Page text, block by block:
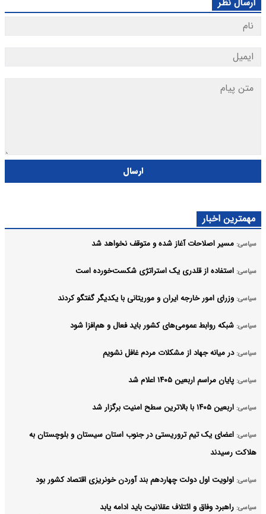
ارسال
مهمترین اخبار
سیاسی: مسیر اصلاحات آغاز شده و متوقف نخواهد شد
سیاسی: استفاده از قلدری یک استراتژی شکست‌خورده است
سیاسی: وزرای امور خارجه ایران و موریتانی با یکدیگر گفتگو کردند
سیاسی: شبکه روابط عمومی‌های کشور باید فعال و هم‌افزا شود
سیاسی: در میانه جهاد از مشکلات مردم غافل نشویم
سیاسی: پایان مراسم اربعین ۱۴۰۵ اعلام شد
سیاسی: اربعین ۱۴۰۵ با بالاترین سطح امنیت برگزار شد
سیاسی: اعضای یک تیم تروریستی در جنوب استان سیستان و بلوچستان به
هلاکت رسیدند
سیاسی: اولویت اول دولت چهاردهم بند آوردن خونریزی اقتصاد کشور بود
سیاسی: راهبرد وفاق و ائتلاف عقلانیت باید ادامه یابد